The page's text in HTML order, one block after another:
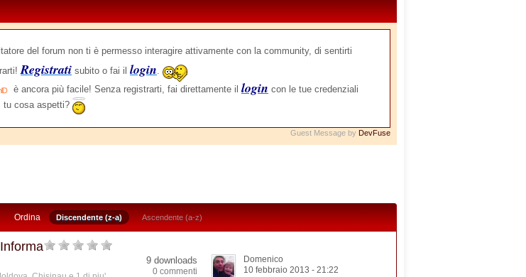
del forum non ti è permesso interagire attivamente con la community, di sentirti
Registrati subito o fai il login.
è ancora più facile! Senza registrarti, fai direttamente il login con le tue credenziali
tu cosa aspetti?
Guest Message by DevFuse
Ordina Discendente (z-a) Ascendente (a-z)
9 downloads
0 commenti
Domenico
10 febbraio 2013 - 21:22